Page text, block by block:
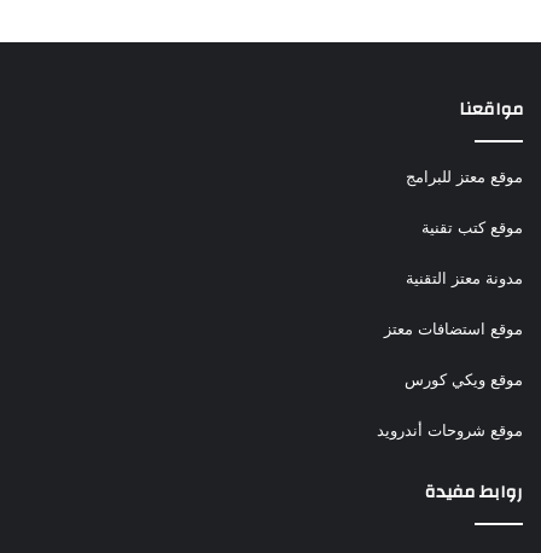
مواقعنا
موقع معتز للبرامج
موقع كتب تقنية
مدونة معتز التقنية
موقع استضافات معتز
موقع ويكي كورس
موقع شروحات أندرويد
روابط مفيدة